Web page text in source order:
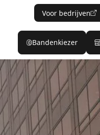
Voor bedrijven
Bandenkiezer